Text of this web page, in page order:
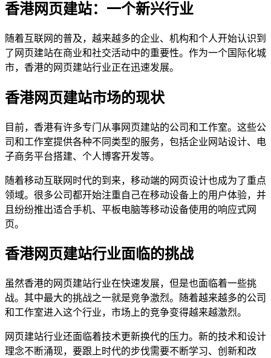
香港网页建站：一个新兴行业
随着互联网的普及，越来越多的企业、机构和个人开始认识到
了网页建站在商业和社交活动中的重要性。作为一个国际化城
市，香港的网页建站行业正在迅速发展。
香港网页建站市场的现状
目前，香港有许多专门从事网页建站的公司和工作室。这些公
司和工作室提供各种不同类型的服务，包括企业网站设计、电
子商务平台搭建、个人博客开发等。
随着移动互联网时代的到来，移动端的网页设计也成为了重点
领域。很多公司都开始注重自己在移动设备上的用户体验，并
且纷纷推出适合手机、平板电脑等移动设备使用的响应式网
页。
香港网页建站行业面临的挑战
虽然香港的网页建站行业在快速发展，但是也面临着一些挑
战。其中最大的挑战之一就是竞争激烈。随着越来越多的公司
和工作室进入这个行业，市场上的竞争变得越来越激烈。
网页建站行业还面临着技术更新换代的压力。新的技术和设计
理念不断涌现，要跟上时代的步伐需要不断学习、创新和改